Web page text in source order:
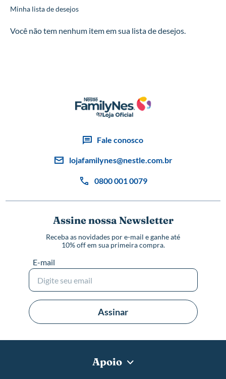
Minha lista de desejos
Você não tem nenhum item em sua lista de desejos.
Fale conosco
lojafamilynes@nestle.com.br
0800 001 0079
Assine nossa Newsletter
Receba as novidades por e-mail e ganhe até
10% off em sua primeira compra.
E-mail
Assinar
Apoio